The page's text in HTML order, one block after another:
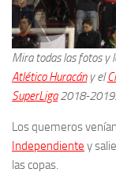
Mira todas las fotos y
Atlético Huracány el
SuperLiga2018-2019.
Los quemeros
Independiente y
las copas.